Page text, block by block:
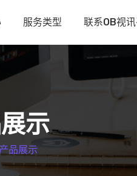
服务类型 联系OB视
示
产品展示